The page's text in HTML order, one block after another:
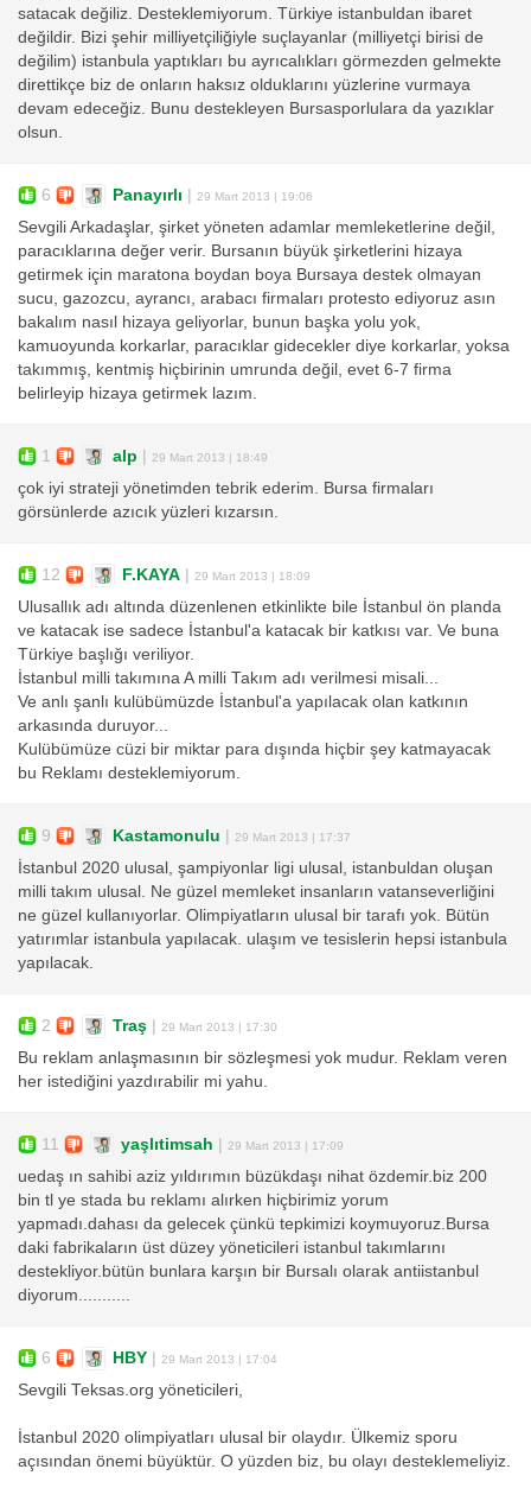
satacak değiliz. Desteklemiyorum. Türkiye istanbuldan ibaret
değildir. Bizi şehir milliyetçiliğiyle suçlayanlar (milliyetçi birisi de
değilim) istanbula yaptıkları bu ayrıcalıkları görmezden gelmekte
direttikçe biz de onların haksız olduklarını yüzlerine vurmaya
devam edeceğiz. Bunu destekleyen Bursasporlulara da yazıklar
olsun.
6 Panayırlı | 29 Mart 2013 | 19:06
Sevgili Arkadaşlar, şirket yöneten adamlar memleketlerine değil,
paracıklarına değer verir. Bursanın büyük şirketlerini hizaya
getirmek için maratona boydan boya Bursaya destek olmayan
sucu, gazozcu, ayrancı, arabacı firmaları protesto ediyoruz asın
bakalım nasıl hizaya geliyorlar, bunun başka yolu yok,
kamuoyunda korkarlar, paracıklar gidecekler diye korkarlar, yoksa
takımmış, kentmiş hiçbirinin umrunda değil, evet 6-7 firma
belirleyip hizaya getirmek lazım.
1 alp | 29 Mart 2013 | 18:49
çok iyi strateji yönetimden tebrik ederim. Bursa firmaları
görsünlerde azıcık yüzleri kızarsın.
12 F.KAYA | 29 Mart 2013 | 18:09
Ulusallık adı altında düzenlenen etkinlikte bile İstanbul ön planda
ve katacak ise sadece İstanbul'a katacak bir katkısı var. Ve buna
Türkiye başlığı veriliyor.
İstanbul milli takımına A milli Takım adı verilmesi misali...
Ve anlı şanlı kulübümüzde İstanbul'a yapılacak olan katkının
arkasında duruyor...
Kulübümüze cüzi bir miktar para dışında hiçbir şey katmayacak
bu Reklamı desteklemiyorum.
9 Kastamonulu | 29 Mart 2013 | 17:37
İstanbul 2020 ulusal, şampiyonlar ligi ulusal, istanbuldan oluşan
milli takım ulusal. Ne güzel memleket insanların vatanseverliğini
ne güzel kullanıyorlar. Olimpiyatların ulusal bir tarafı yok. Bütün
yatırımlar istanbula yapılacak. ulaşım ve tesislerin hepsi istanbula
yapılacak.
2 Traş | 29 Mart 2013 | 17:30
Bu reklam anlaşmasının bir sözleşmesi yok mudur. Reklam veren
her istediğini yazdırabilir mi yahu.
11 yaşlıtimsah | 29 Mart 2013 | 17:09
uedaş ın sahibi aziz yıldırımın büzükdaşı nihat özdemir.biz 200
bin tl ye stada bu reklamı alırken hiçbirimiz yorum
yapmadı.dahası da gelecek çünkü tepkimizi koymuyoruz.Bursa
daki fabrikaların üst düzey yöneticileri istanbul takımlarını
destekliyor.bütün bunlara karşın bir Bursalı olarak antiistanbul
diyorum...........
6 HBY | 29 Mart 2013 | 17:04
Sevgili Teksas.org yöneticileri,
İstanbul 2020 olimpiyatları ulusal bir olaydır. Ülkemiz sporu
açısından önemi büyüktür. O yüzden biz, bu olayı desteklemeliyiz.